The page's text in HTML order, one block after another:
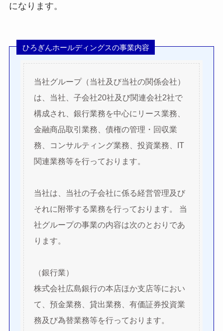
になります。
ひろぎんホールディングスの事業内容
当社グループ（当社及び当社の関係会社）
は、当社、子会社20社及び関連会社2社で
構成され、銀行業務を中心にリース業務、
金融商品取引業務、債権の管理・回収業
務、コンサルティング業務、投資業務、IT
関連業務等を行っております。
当社は、当社の子会社に係る経営管理及び
それに附帯する業務を行っております。 当
社グループの事業の内容は次のとおりであ
ります。
（銀行業）
株式会社広島銀行の本店ほか支店等におい
て、預金業務、貸出業務、有価証券投資業
務及び為替業務等を行っております。